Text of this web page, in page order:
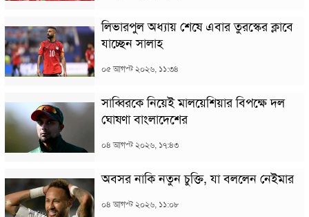
লিভারপুল অধ্যায় শেষে এবার তুরস্কের ক্লাবে
যাচ্ছেন সালাহ
০৫ আগস্ট ২০২৬, ১১:৩৪
সাব্বিরকে নিয়েই মালয়েশিয়ার বিপক্ষে দল
ঘোষণা বাংলাদেশের
০৪ আগস্ট ২০২৬, ১৭:৪৩
অবসর নাকি নতুন চুক্তি, যা বললেন নেইমার
০৪ আগস্ট ২০২৬, ১১:০৮